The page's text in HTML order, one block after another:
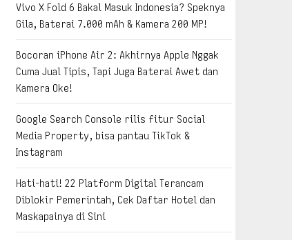
Vivo X Fold 6 Bakal Masuk Indonesia? Speknya
Gila, Baterai 7.000 mAh & Kamera 200 MP!
Bocoran iPhone Air 2: Akhirnya Apple Nggak
Cuma Jual Tipis, Tapi Juga Baterai Awet dan
Kamera Oke!
Google Search Console rilis fitur Social
Media Property, bisa pantau TikTok &
Instagram
Hati-hati! 22 Platform Digital Terancam
Diblokir Pemerintah, Cek Daftar Hotel dan
Maskapainya di Sini